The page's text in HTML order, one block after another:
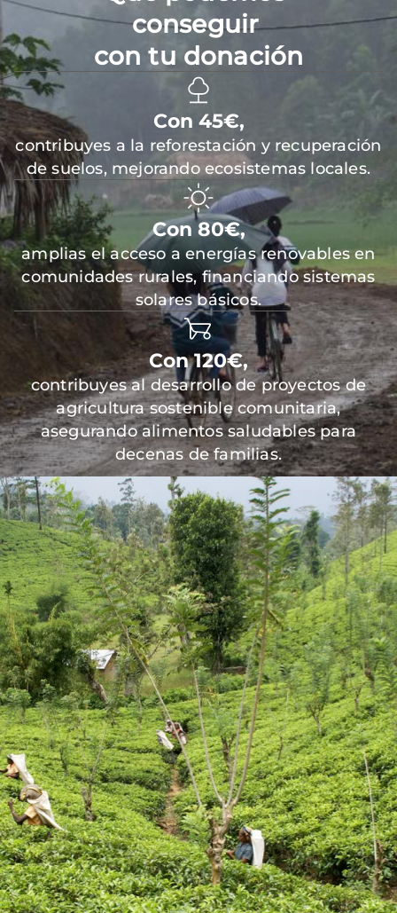
conseguir
con tu donación
Con 45€,
contribuyes a la reforestación y recuperación
de suelos, mejorando ecosistemas locales.
Con 80€,
amplias el acceso a energías renovables en
comunidades rurales, financiando sistemas
solares básicos.
Con 120€,
contribuyes al desarrollo de proyectos de
agricultura sostenible comunitaria,
asegurando alimentos saludables para
decenas de familias.